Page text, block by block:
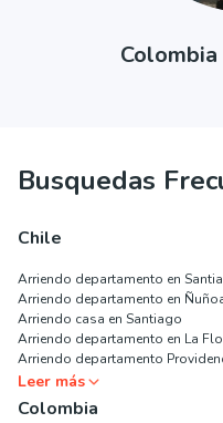
Colombia
Busquedas
Chile
Arriendo departamento en
Arriendo departamento en
Arriendo casa en Santiago
Arriendo departamento en La
Arriendo departamento
Leer más
Colombia